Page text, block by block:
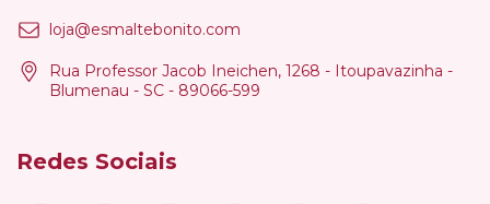
loja@esmaltebonito.com
Rua Professor Jacob Ineichen, 1268 - Itoupavazinha -
Blumenau - SC - 89066-599
Redes Sociais